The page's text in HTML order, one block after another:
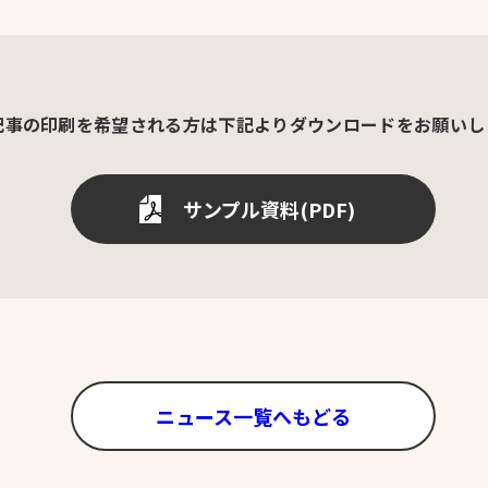
の印刷を希望される方は下記よりダウンロードをお願い
サンプル資料(PDF)
ニュース一覧へもどる